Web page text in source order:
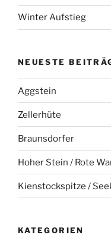
Winter Aufstieg
NEUESTE
Aggstein
Zellerhüte
Braunsdorfer
Hoher Stein / Rote
Kienstockspitze /
KATEGORIEN